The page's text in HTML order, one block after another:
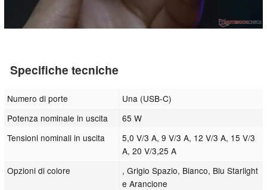
Specifiche tecniche
Numero di porte
Una (USB-C)
Potenza nominale in uscita
65 W
Tensioni nominali in uscita
5,0 V/3 A, 9 V/3 A, 12 V/3 A, 15 V/3
A, 20 V/3,25 A
Opzioni di colore
, Grigio Spazio, Bianco, Blu Starlight
e Arancione